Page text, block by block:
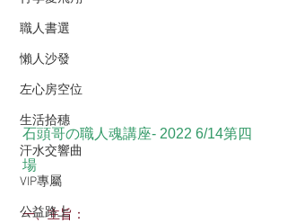
職人書選
懶人沙發
左心房空位
生活拾穗
汗水交響曲
VIP專屬
公益路上
石頭哥の職人魂講座- 2022 6/14第四
場
一、主旨：